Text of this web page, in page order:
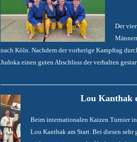
Der
nach Köln. Nachdem der vorherige Kampftag
Judoka einen guten Abschluss der verhalten
Lou Kanthak
Beim internationalen Kaizen Turnier
Lou Kanthak am Start. Bei diesen sehr